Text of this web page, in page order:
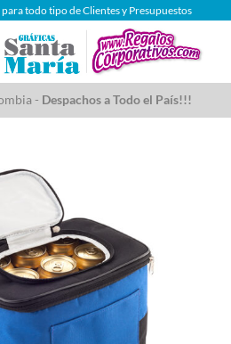
para todo tipo de Clientes y Presupuestos
- Despachos a Todo el País!!!